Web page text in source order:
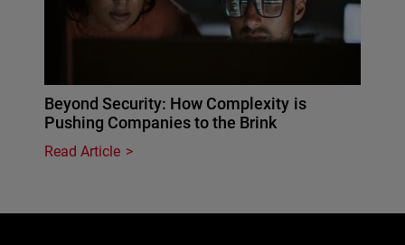
Beyond Security: How Complexity is
Pushing Companies to the Brink
Read Article